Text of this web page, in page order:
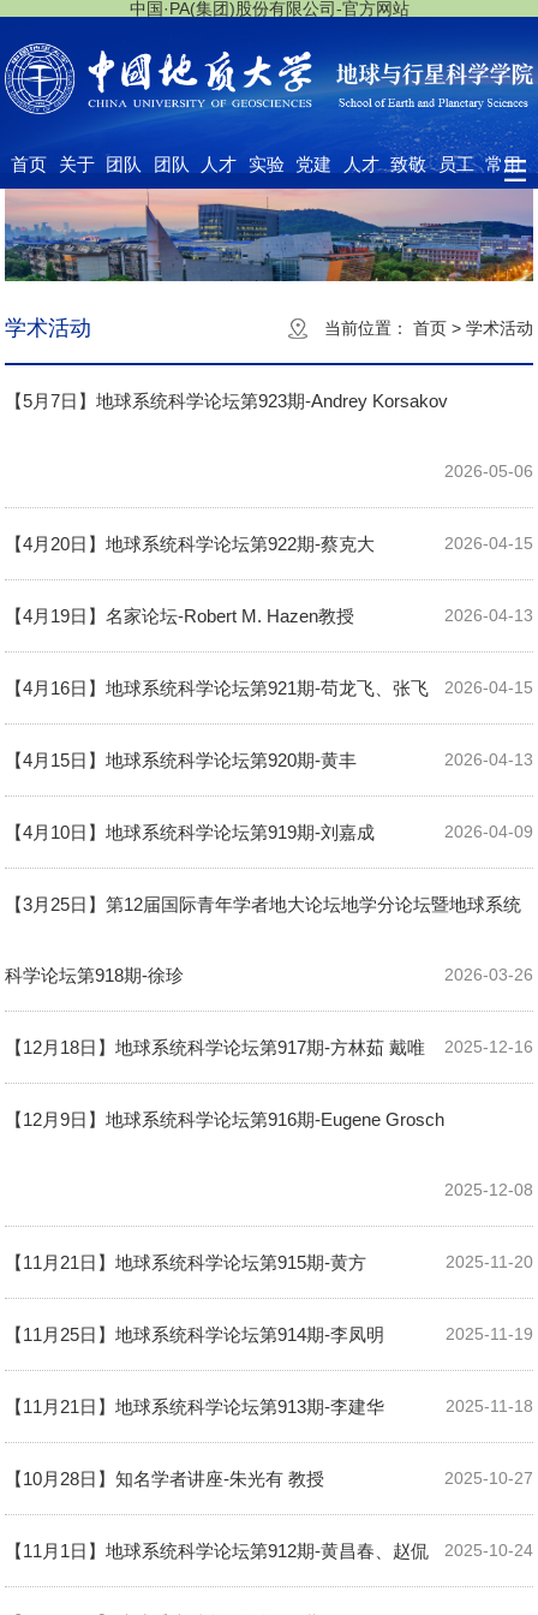
中国·PA(集团)股份有限公司-官方网站
首页 关于
我们
团队
队伍
团队
建设
人才
培养
实验
中心
党建
工作
人才
招聘
致敬 员工 常用
学术活动 当前位置： 首页 > 学术活动
【5月7日】地球系统科学论坛第923期-Andrey Korsakov
2026-05-06
【4月20日】地球系统科学论坛第922期-蔡克大 2026-04-15
【4月19日】名家论坛-Robert M. Hazen教授 2026-04-13
【4月16日】地球系统科学论坛第921期-苟龙飞、张飞 2026-04-15
【4月15日】地球系统科学论坛第920期-黄丰 2026-04-13
【4月10日】地球系统科学论坛第919期-刘嘉成 2026-04-09
【3月25日】第12届国际青年学者地大论坛地学分论坛暨地球系统
科学论坛第918期-徐珍 2026-03-26
【12月18日】地球系统科学论坛第917期-方林茹 戴唯 2025-12-16
【12月9日】地球系统科学论坛第916期-Eugene Grosch
2025-12-08
【11月21日】地球系统科学论坛第915期-黄方 2025-11-20
【11月25日】地球系统科学论坛第914期-李凤明 2025-11-19
【11月21日】地球系统科学论坛第913期-李建华 2025-11-18
【10月28日】知名学者讲座-朱光有 教授 2025-10-27
【11月1日】地球系统科学论坛第912期-黄昌春、赵侃 2025-10-24